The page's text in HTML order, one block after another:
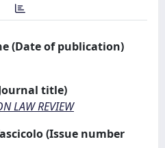
(Date of publication)
title)
LAW REVIEW
(Issue number